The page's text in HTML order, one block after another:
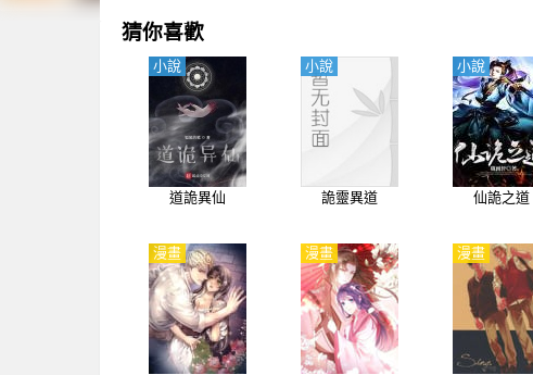
猜你喜歡
道詭異仙
小說
詭靈異道
小說
仙詭之道
小說
漫畫 漫畫 漫畫